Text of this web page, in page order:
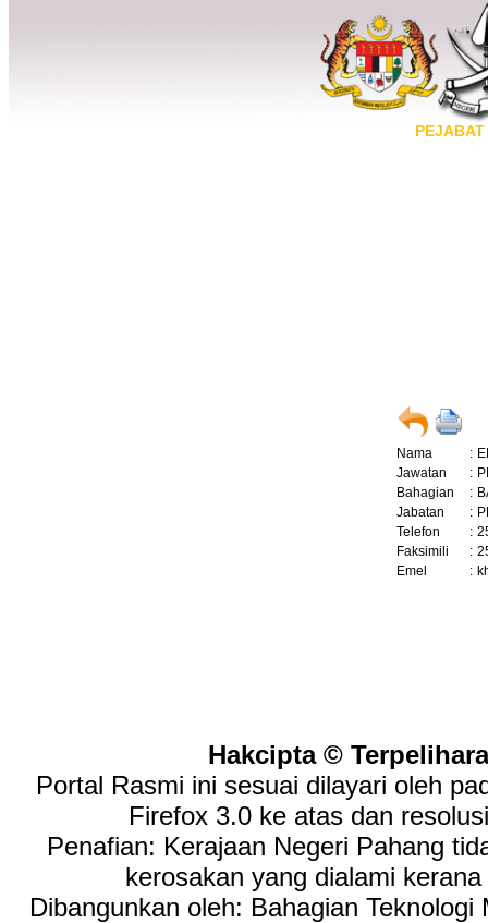
Nama :
Jawatan
:
Bahagian
:
Jabatan
:
Telefon
:
Faksimili
:
Emel
:
Hakcipta ©
Portal Rasmi ini sesuai dilayari oleh
Firefox 3.0 ke atas dan
Penafian: Kerajaan Negeri Pahang
kerosakan yang dialami
Dibangunkan oleh: Bahagian